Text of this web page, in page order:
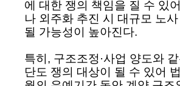
에 대한 쟁의 책임을 질 수 있
나 외주화 추진 시 대규모 노
될 가능성이 높아진다.
특히, 구조조정·사업 양도와
단도 쟁의 대상이 될 수 있어